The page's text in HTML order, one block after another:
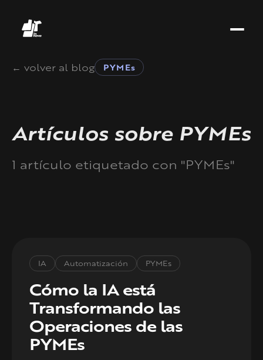
← volver al blog PYMEs
Artículos sobre PYMEs
1 artículo etiquetado con "PYMEs"
IA Automatización PYMEs
Cómo la IA está
Transformando las
Operaciones de las
PYMEs